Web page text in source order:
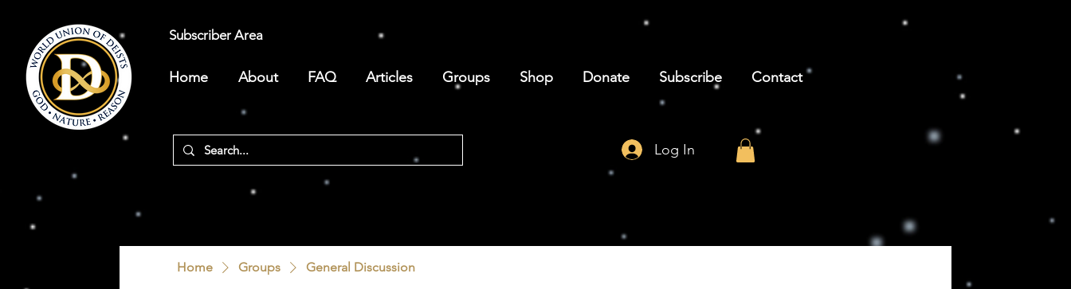
Subscriber Area
Home About FAQ Articles Groups Shop Donate Subscribe Contact
Log In
Home Groups General Discussion